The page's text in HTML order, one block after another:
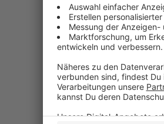
Das
Das
uns
fast